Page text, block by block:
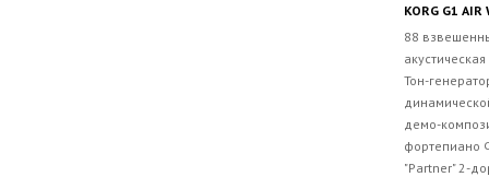
KORG G1 AIR
88
Тон-
демо-
фортепиано
"Partner" 2-